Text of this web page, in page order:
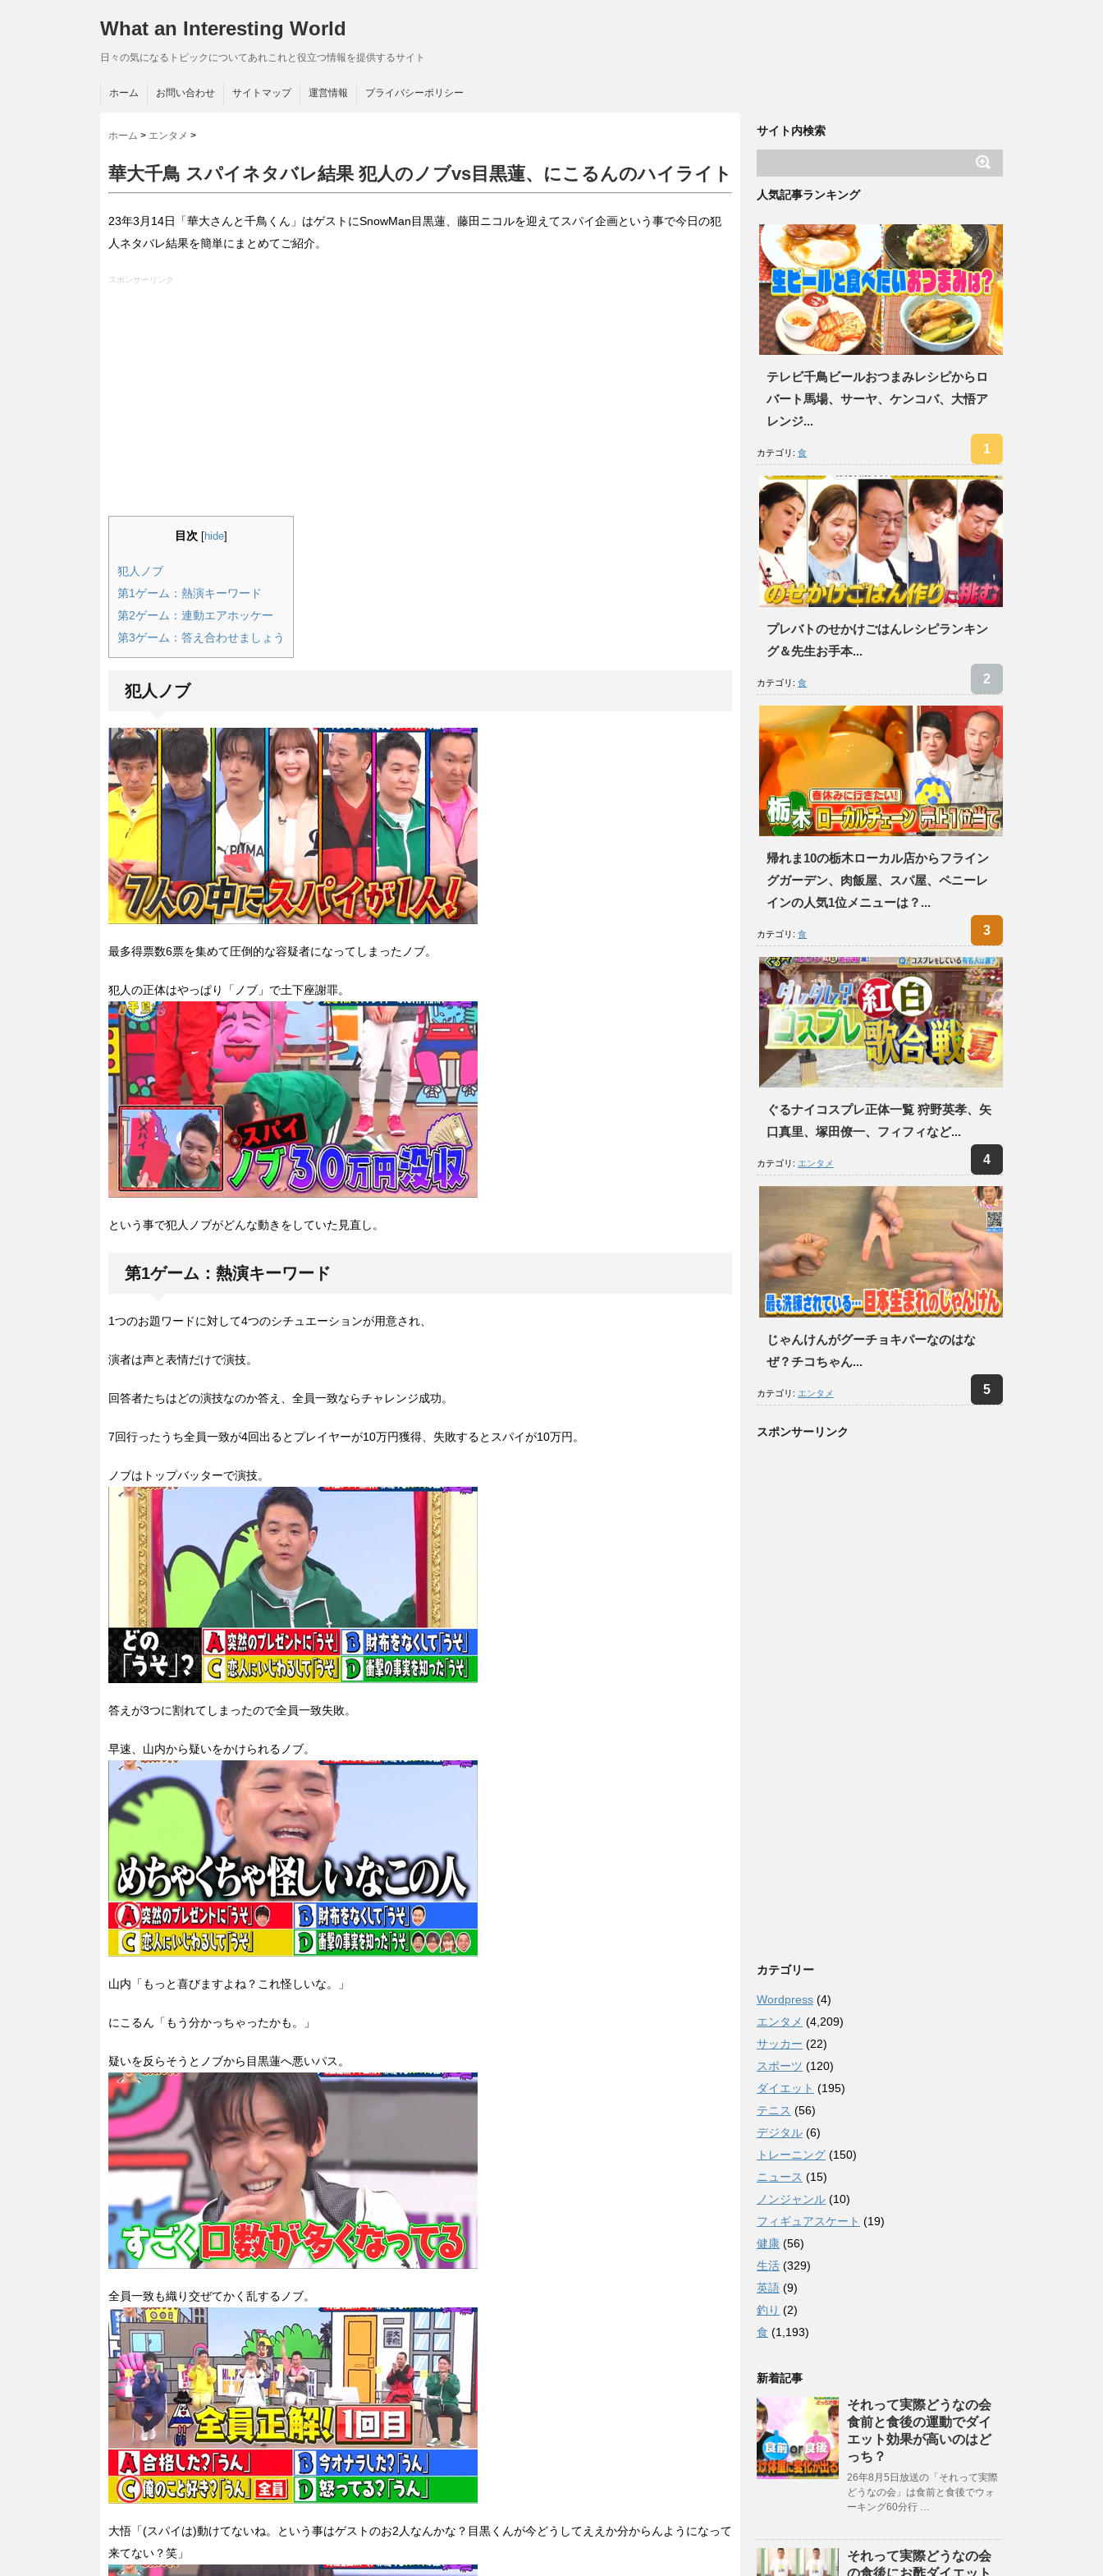
What an Interesting World
日々の気になるトピックについてあれこれと役立つ情報を提供するサイト
ホーム お問い合わせ サイトマップ 運営情報 プライバシーポリシー
ホーム > エンタメ >
華大千鳥 スパイネタバレ結果 犯人のノブvs目黒蓮、にこるんのハイライト
23年3月14日「華大さんと千鳥くん」はゲストにSnowMan目黒蓮、藤田ニコルを迎えてスパイ企画という事で今日の犯
人ネタバレ結果を簡単にまとめてご紹介。
スポンサーリンク
目次 [hide]
犯人ノブ
第1ゲーム：熱演キーワード
第2ゲーム：連動エアホッケー
第3ゲーム：答え合わせましょう
犯人ノブ
最多得票数6票を集めて圧倒的な容疑者になってしまったノブ。
犯人の正体はやっぱり「ノブ」で土下座謝罪。
という事で犯人ノブがどんな動きをしていた見直し。
第1ゲーム：熱演キーワード
1つのお題ワードに対して4つのシチュエーションが用意され、
演者は声と表情だけで演技。
回答者たちはどの演技なのか答え、全員一致ならチャレンジ成功。
7回行ったうち全員一致が4回出るとプレイヤーが10万円獲得、失敗するとスパイが10万円。
ノブはトップバッターで演技。
答えが3つに割れてしまったので全員一致失敗。
早速、山内から疑いをかけられるノブ。
山内「もっと喜びますよね？これ怪しいな。」
にこるん「もう分かっちゃったかも。」
疑いを反らそうとノブから目黒蓮へ悪いパス。
全員一致も織り交ぜてかく乱するノブ。
大悟「(スパイは)動けてないね。という事はゲストのお2人なんかな？目黒くんが今どうしてええか分からんようになって
来てない？笑」
サイト内検索
人気記事ランキング
テレビ千鳥ビールおつまみレシピからロ
バート馬場、サーヤ、ケンコバ、大悟ア
レンジ...
カテゴリ: 食
プレバトのせかけごはんレシピランキン
グ＆先生お手本...
カテゴリ: 食
帰れま10の栃木ローカル店からフライン
グガーデン、肉飯屋、スパ屋、ペニーレ
インの人気1位メニューは？...
カテゴリ: 食
ぐるナイコスプレ正体一覧 狩野英孝、矢
口真里、塚田僚一、フィフィなど...
カテゴリ: エンタメ
じゃんけんがグーチョキパーなのはな
ぜ？チコちゃん...
カテゴリ: エンタメ
スポンサーリンク
カテゴリー
Wordpress (4)
エンタメ (4,209)
サッカー (22)
スポーツ (120)
ダイエット (195)
テニス (56)
デジタル (6)
トレーニング (150)
ニュース (15)
ノンジャンル (10)
フィギュアスケート (19)
健康 (56)
生活 (329)
英語 (9)
釣り (2)
食 (1,193)
新着記事
それって実際どうなの会
食前と食後の運動でダイ
エット効果が高いのはど
っち？
26年8月5日放送の「それって実際
どうなの会」は食前と食後でウォ
ーキング60分行 …
それって実際どうなの会
の食後にお酢ダイエット